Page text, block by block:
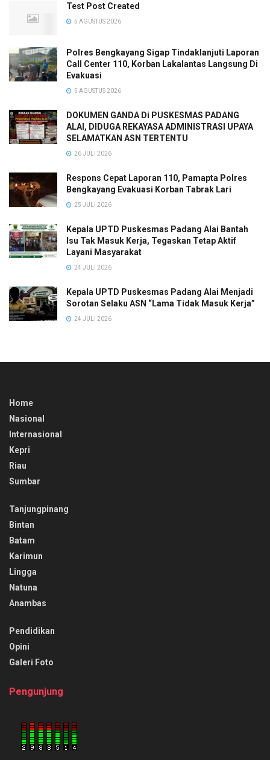
Test Post Created
5 AGUSTUS 2026
Polres Bengkayang Sigap Tindaklanjuti Laporan
Call Center 110, Korban Lakalantas Langsung Di
Evakuasi
5 AGUSTUS 2026
DOKUMEN GANDA Di PUSKESMAS PADANG
ALAI, DIDUGA REKAYASA ADMINISTRASI UPAYA
SELAMATKAN ASN TERTENTU
26 JULI 2026
Respons Cepat Laporan 110, Pamapta Polres
Bengkayang Evakuasi Korban Tabrak Lari
25 JULI 2026
Kepala UPTD Puskesmas Padang Alai Bantah
Isu Tak Masuk Kerja, Tegaskan Tetap Aktif
Layani Masyarakat
24 JULI 2026
Kepala UPTD Puskesmas Padang Alai Menjadi
Sorotan Selaku ASN “Lama Tidak Masuk Kerja”
24 JULI 2026
Home
Nasional
Internasional
Kepri
Riau
Sumbar
Tanjungpinang
Bintan
Batam
Karimun
Lingga
Natuna
Anambas
Pendidikan
Opini
Galeri Foto
Pengunjung